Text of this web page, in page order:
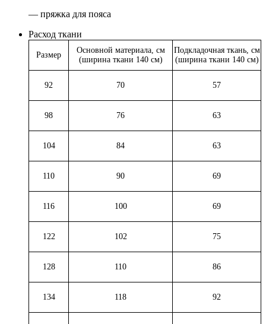
— пряжка для пояса
Расход ткани
Размер
Основной материала, см
(ширина ткани 140 см)
Подкладочная ткань, см
(ширина ткани 140 см)
92 70 57
98 76 63
104 84 63
110 90 69
116 100 69
122 102 75
128 110 86
134 118 92